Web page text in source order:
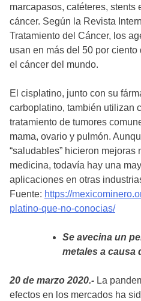
marcapasos, catéteres, stents
cáncer. Según la Revista
Tratamiento del Cáncer, los
usan en más del 50 por
el cáncer del mundo.
El cisplatino, junto con su
carboplatino, también utilizan
tratamiento de tumores
mama, ovario y pulmón.
“saludables” hicieron
medicina, todavía hay una
aplicaciones en otras
Fuente: https://
platino-que-no-conocias/
Se avecina un
metales a causa
20 de marzo 2020.- La
efectos en los mercados ha